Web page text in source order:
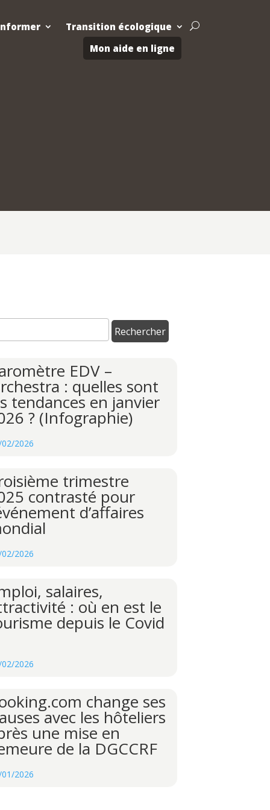
Transition écologique
Mon aide en ligne
U
EDV –
: quelles sont
tendances en janvier
? (Infographie)
2026
trimestre
contrasté pour
d’affaires
2026
salaires,
: où en est le
depuis le Covid
2026
change ses
avec les hôteliers
une mise en
de la DGCCRF
2026